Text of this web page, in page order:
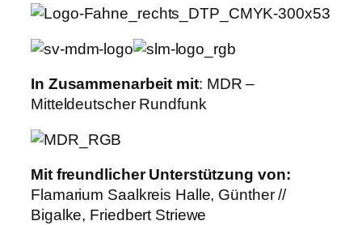
In Zusammenarbeit mit: MDR –
Mitteldeutscher Rundfunk
Mit freundlicher Unterstützung von:
Flamarium Saalkreis Halle, Günther //
Bigalke, Friedbert Striewe